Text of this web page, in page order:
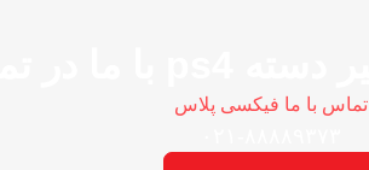
تماس با ما فیکسی پلاس